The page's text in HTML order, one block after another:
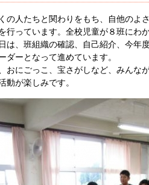
の人たちと関わりをもち、自他のよ
行っています。全校児童が８班にわ
は、班組織の確認、自己紹介、今年
ダーとなって進めています。
おにごっこ、宝さがしなど、みんな
動が楽しみです。